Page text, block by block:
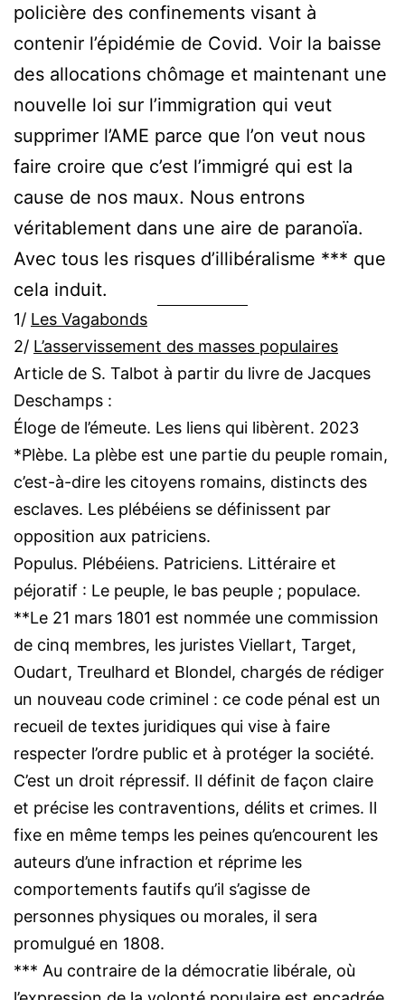
policière des confinements visant à
contenir l’épidémie de Covid. Voir la baisse
des allocations chômage et maintenant une
nouvelle loi sur l’immigration qui veut
supprimer l’AME parce que l’on veut nous
faire croire que c’est l’immigré qui est la
cause de nos maux. Nous entrons
véritablement dans une aire de paranoïa.
Avec tous les risques d’illibéralisme *** que
cela induit.
1/ Les Vagabonds
2/ L’asservissement des masses populaires
Article de S. Talbot à partir du livre de Jacques
Deschamps :
Éloge de l’émeute. Les liens qui libèrent. 2023
*Plèbe. La plèbe est une partie du peuple romain,
c’est-à-dire les citoyens romains, distincts des
esclaves. Les plébéiens se définissent par
opposition aux patriciens.
Populus. Plébéiens. Patriciens. Littéraire et
péjoratif : Le peuple, le bas peuple ; populace.
**Le 21 mars 1801 est nommée une commission
de cinq membres, les juristes Viellart, Target,
Oudart, Treulhard et Blondel, chargés de rédiger
un nouveau code criminel : ce code pénal est un
recueil de textes juridiques qui vise à faire
respecter l’ordre public et à protéger la société.
C’est un droit répressif. Il définit de façon claire
et précise les contraventions, délits et crimes. Il
fixe en même temps les peines qu’encourent les
auteurs d’une infraction et réprime les
comportements fautifs qu’il s’agisse de
personnes physiques ou morales, il sera
promulgué en 1808.
*** Au contraire de la démocratie libérale, où